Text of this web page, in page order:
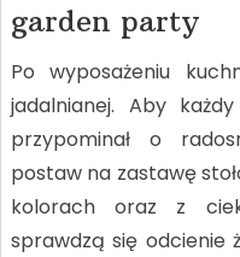
garden party
Po wyposażeniu
jadalnianej. Aby
przypominał o
postaw na zastawę
kolorach oraz z
sprawdzą się odcienie